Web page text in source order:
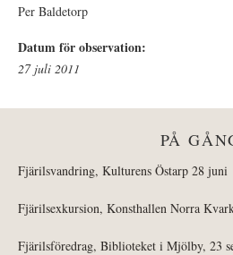
Per Baldetorp
Datum för observation:
27 juli 2011
PÅ
Fjärilsvandring, Kulturens Östarp 28 juni
Fjärilsexkursion, Konsthallen Norra
Fjärilsföredrag, Biblioteket i Mjölby, 23